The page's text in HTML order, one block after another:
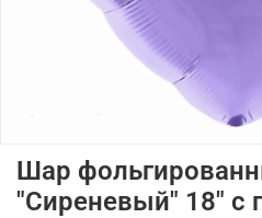
Шар
"Сиреневый" 18" с